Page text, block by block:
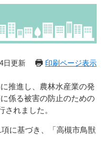
日更新 印刷ページ表示
推進し、農林水産業の発
係る被害の防止のための
れました。
に基づき、「高槻市鳥獣